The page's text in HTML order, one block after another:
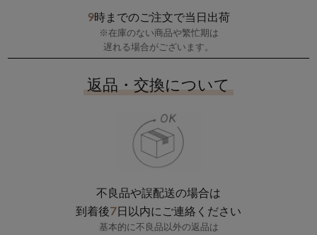
9時までのご注文で当日出荷
※在庫のない商品や繁忙期は
遅れる場合がございます。
返品・交換について
不良品や誤配送の場合は
到着後7日以内にご連絡ください
基本的に不良品以外の返品は